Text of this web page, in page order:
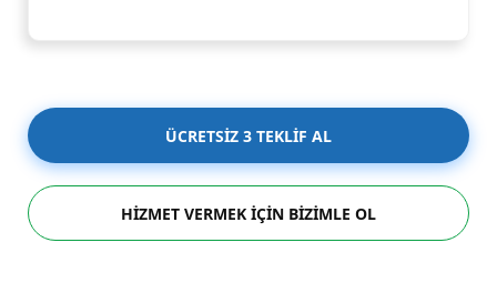
ÜCRETSİZ 3 TEKLİF AL
HİZMET VERMEK İÇİN BİZİMLE OL